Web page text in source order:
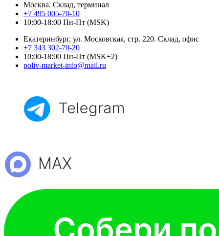
Москва. Склад, терминал
+7 495 005-70-10
10:00-18:00 Пн-Пт (MSK)
Екатеринбург, ул. Московская, стр. 220. Склад, офис
+7 343 302-70-20
10:00-18:00 Пн-Пт (MSK+2)
poliv-market-info@mail.ru